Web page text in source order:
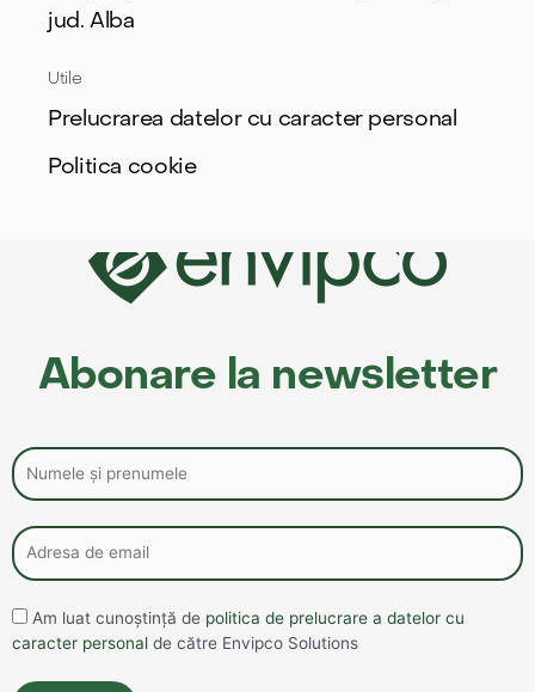
jud. Alba
Utile
Prelucrarea datelor cu caracter personal
Politica cookie
Abonare la newsletter
Am luat cunoștință de politica de prelucrare a datelor cu
caracter personal de către Envipco Solutions